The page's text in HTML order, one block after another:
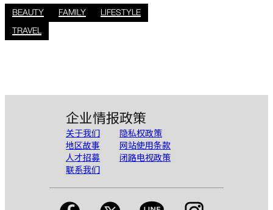
——它不仅令人放松，价格实惠，更是体验泰国文化的
绝佳方式。Jungceylon拥有技艺精湛的按摩师和现代化的
舒适设施，是您在芭东游玩一天后放松身心、享受正宗
BEAUTY FAMILY
LIFESTYLE
TRAVEL
企业情报
关于我们
地区故事
人才招募
联系我们
政策
隐私权政策
网站使用条款
闭路电视政策